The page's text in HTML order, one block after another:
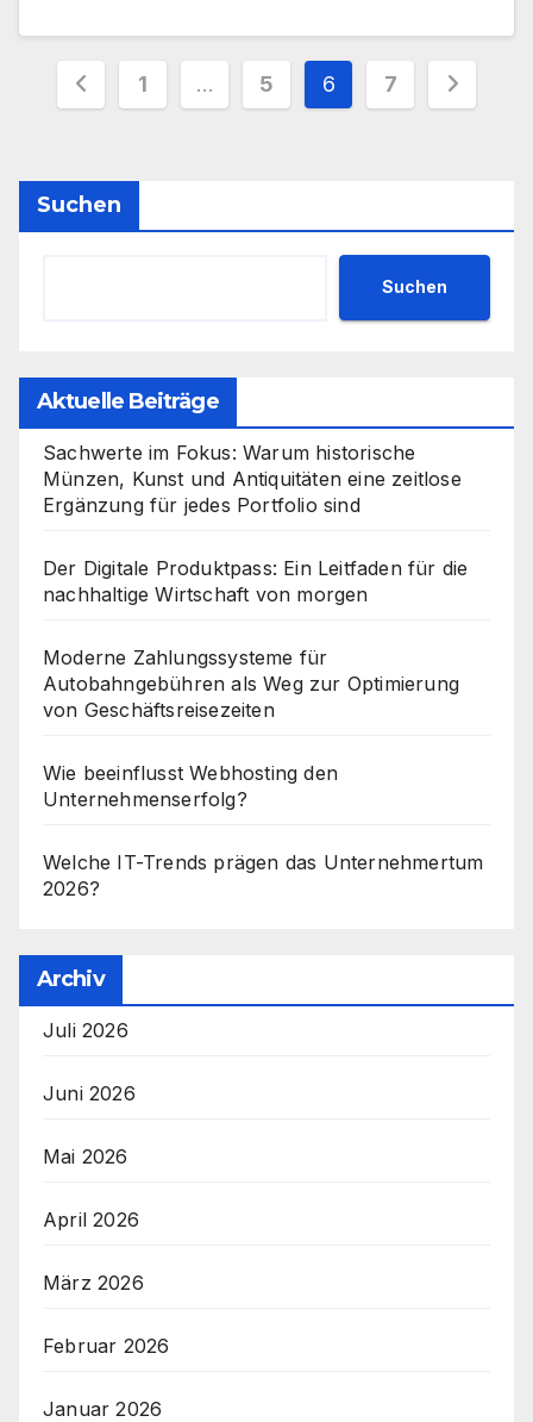
Seitennummerierung
Beiträge
1 … 5 6 7
Suchen
Suchen
Aktuelle Beiträge
Sachwerte im Fokus: Warum historische
Münzen, Kunst und Antiquitäten eine zeitlose
Ergänzung für jedes Portfolio sind
Der Digitale Produktpass: Ein Leitfaden für die
nachhaltige Wirtschaft von morgen
Moderne Zahlungssysteme für
Autobahngebühren als Weg zur Optimierung
von Geschäftsreisezeiten
Wie beeinflusst Webhosting den
Unternehmenserfolg?
Welche IT-Trends prägen das Unternehmertum
2026?
Archiv
Juli 2026
Juni 2026
Mai 2026
April 2026
März 2026
Februar 2026
Januar 2026